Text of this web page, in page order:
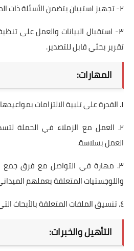
٢- تجهيز استبيان يتضمن الأسئلة ذات الصلة ونشره.
٣- استقبال البيانات والعمل على
تقرير بحثي قابل للتصدير.
المهارات:
١. القدرة على تلبية الالتزامات بمواعيدها.
٢. العمل مع الزملاء في الحملة
العمل بسلاسة.
٣. مهارة في التواصل مع فرق جمع
واللوجستيات المتعلقة بعملهم
٤. تنسيق الملفات المتعلقة بالأبحاث التي تنفذ.
التأهيل والخبرات: